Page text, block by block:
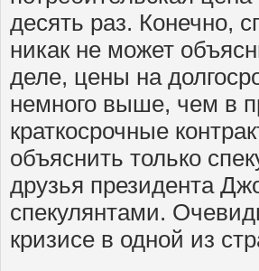
десять раз. Конечно,
никак не может
деле, цены на
немного выше, чем в
краткосрочные
объяснить только
друзья президента
спекулянтами.
кризисе в одной из